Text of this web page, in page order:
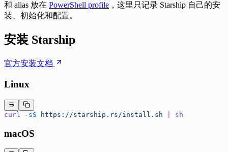
和 alias 放在 PowerShell profile ，这里只记录 Starship 自己的安
装、初始化和配置。
安装 Starship
官方安装文档
Linux
curl -sS https://starship.rs/install.sh sh
macOS